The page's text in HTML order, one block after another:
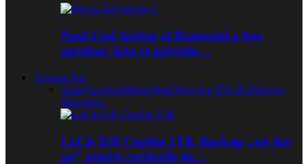
Noul Cod Aerian al Romaniei a fost
aprobat. Iata ce prevede…
Aparate foto
ToateAccesoriiMirrorlessObiective DSLRObiective
Mirrorless
LaCie DJI Copilot 2TB. Backup „on the
go” pentru cardurile de…